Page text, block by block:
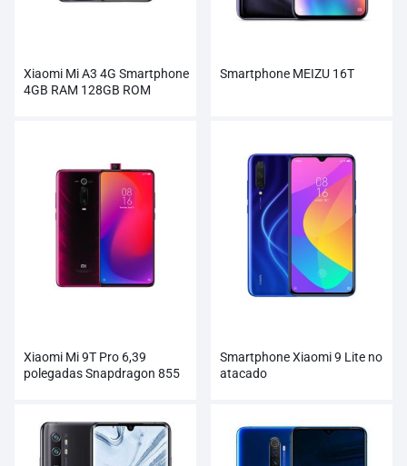
Xiaomi Mi A3 4G Smartphone
4GB RAM 128GB ROM
Smartphone MEIZU 16T
Xiaomi Mi 9T Pro 6,39
polegadas Snapdragon 855
Smartphone Xiaomi 9 Lite no
atacado